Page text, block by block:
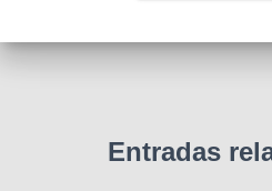
Entradas